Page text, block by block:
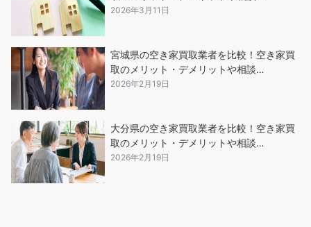
2026年3月11日
宮城県の空き家買取業者を比較！空き家買
取のメリット・デメリットや相談…
2026年2月19日
大分県の空き家買取業者を比較！空き家買
取のメリット・デメリットや相談…
2026年2月19日